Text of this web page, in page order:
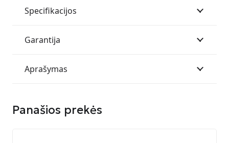
Specifikacijos
Garantija
Aprašymas
Panašios prekės